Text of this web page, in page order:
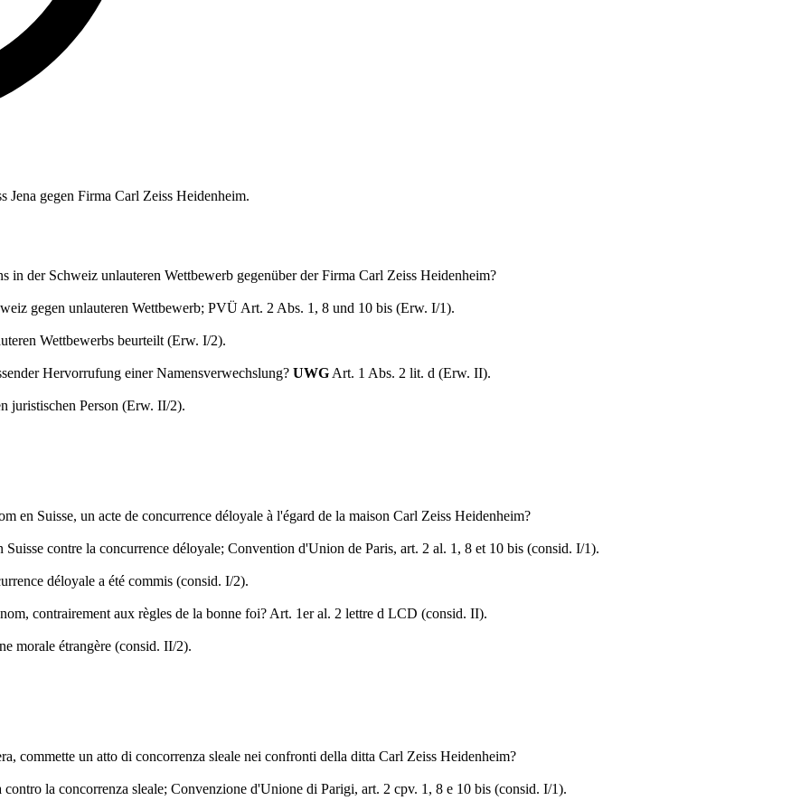
gegen Firma Carl Zeiss Heidenheim.
in der Schweiz unlauteren Wettbewerb gegenüber der Firma Carl Zeiss Heidenheim?
gegen unlauteren Wettbewerb; PVÜ Art. 2 Abs. 1, 8 und 10 bis (Erw. I/1).
Wettbewerbs beurteilt (Erw. I/2).
Hervorrufung einer Namensverwechslung? UWG Art. 1 Abs. 2 lit. d (Erw. II).
juristischen Person (Erw. II/2).
en Suisse, un acte de concurrence déloyale à l'égard de la maison Carl Zeiss Heidenheim?
contre la concurrence déloyale; Convention d'Union de Paris, art. 2 al. 1, 8 et 10 bis (consid. I/1).
déloyale a été commis (consid. I/2).
contrairement aux règles de la bonne foi? Art. 1er al. 2 lettre d LCD (consid. II).
morale étrangère (consid. II/2).
commette un atto di concorrenza sleale nei confronti della ditta Carl Zeiss Heidenheim?
la concorrenza sleale; Convenzione d'Unione di Parigi, art. 2 cpv. 1, 8 e 10 bis (consid. I/1).